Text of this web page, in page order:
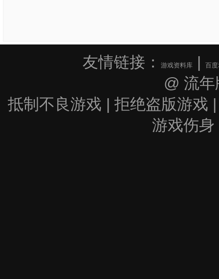
友情链接： 游戏资料库| 百
@ 流
抵制不良游戏 | 拒绝盗版游戏
游戏伤